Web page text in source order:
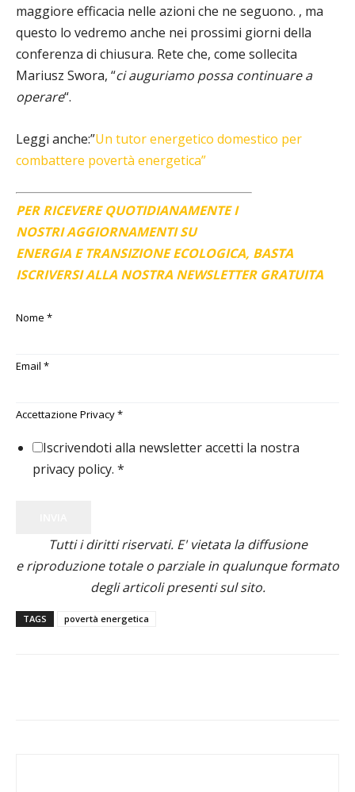
maggiore efficacia nelle azioni che ne seguono. , ma
questo lo vedremo anche nei prossimi giorni della
conferenza di chiusura. Rete che, come sollecita
Mariusz Swora, “ci auguriamo possa continuare a
operare“.
Leggi anche:”Un tutor energetico domestico per
combattere povertà energetica”
PER RICEVERE QUOTIDIANAMENTE I
NOSTRI AGGIORNAMENTI SU
ENERGIA E TRANSIZIONE ECOLOGICA, BASTA
ISCRIVERSI ALLA NOSTRA NEWSLETTER GRATUITA
Nome *
Email *
Accettazione Privacy*
Iscrivendoti alla newsletter accetti la nostra
privacy policy. *
Tutti i diritti riservati. E' vietata la diffusione
e riproduzione totale o parziale in qualunque formato
degli articoli presenti sul sito.
TAGS povertà energetica